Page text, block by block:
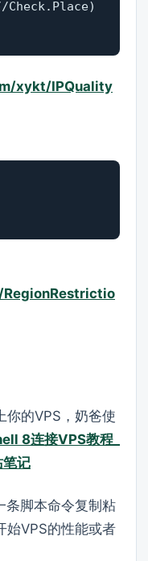
xykt/IPQuality
你的VPS，奶爸使
8连接VPS教程_
笔记
条脚本命令复制粘
始VPS的性能或者